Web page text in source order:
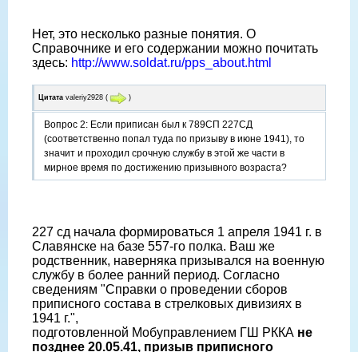
Нет, это несколько разные понятия. О
Справочнике и его содержании можно почитать
здесь: http://www.soldat.ru/pps_about.html
Цитата valeriy2928 ( )
Вопрос 2: Если приписан был к 789СП 227СД
(соответственно попал туда по призыву в июне 1941), то
значит и проходил срочную службу в этой же части в
мирное время по достижению призывного возраста?
227 сд начала формироваться 1 апреля 1941 г. в
Славянске на базе 557-го полка. Ваш же
родственник, наверняка призывался на военную
службу в более ранний период. Согласно
сведениям "Справки о проведении сборов
приписного состава в стрелковых дивизиях в
1941 г.",
подготовленной Мобуправлением ГШ РККА не
позднее 20.05.41, призыв приписного